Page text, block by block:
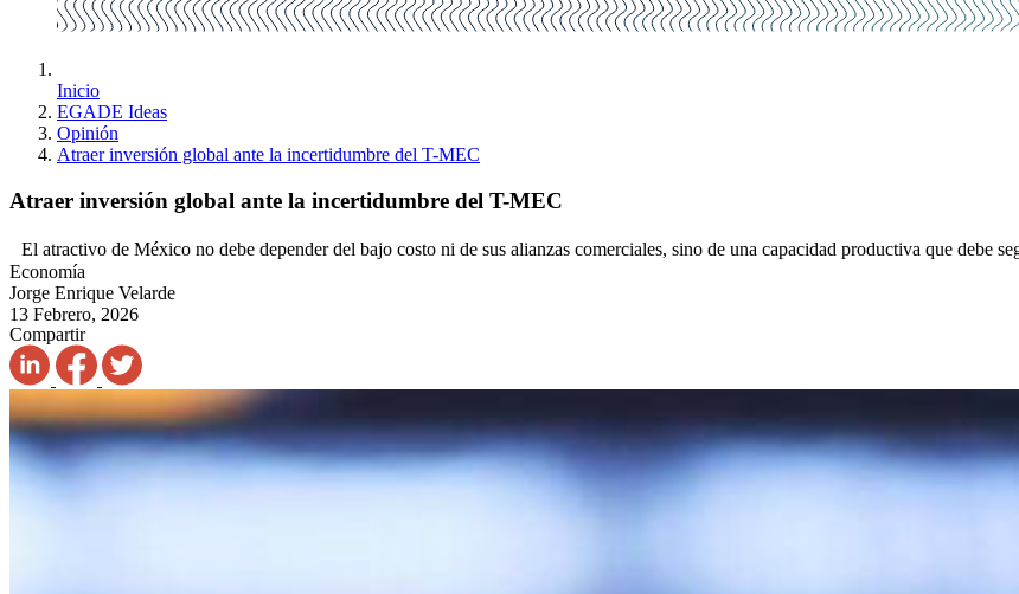
Inicio
EGADE Ideas
Opinión
Atraer inversión global ante la incertidumbre del T-MEC
Atraer inversión global ante la incertidumbre del T-MEC
El atractivo de México no debe depender del bajo costo ni de sus alianzas comerciales, sino de una capacidad productiva que debe
Economía
Jorge Enrique Velarde
13 Febrero, 2026
Compartir